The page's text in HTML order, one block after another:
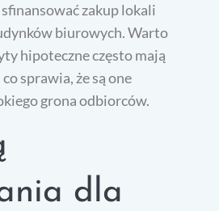
zakup lokali
biurowych. Warto
hipoteczne często mają
sprawia, że są one
grona odbiorców.
dla